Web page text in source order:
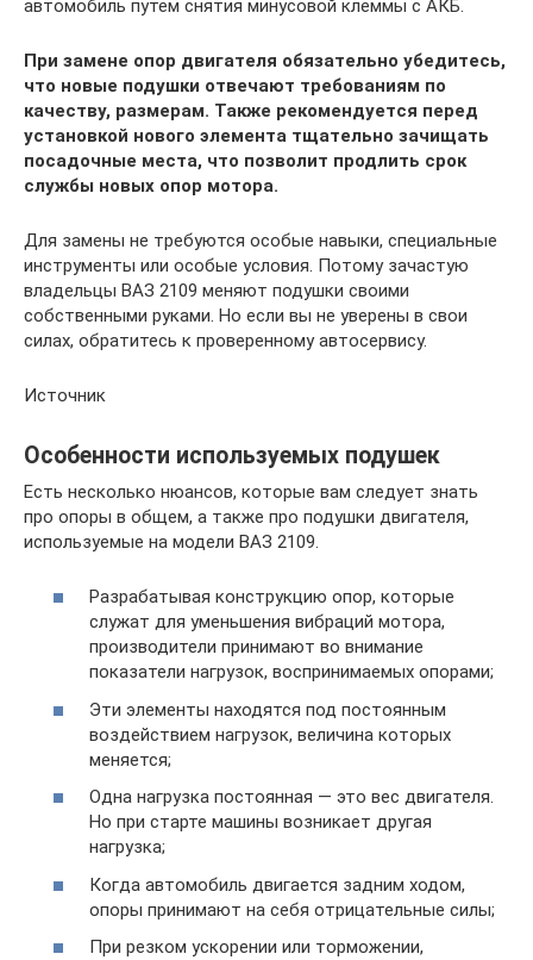
автомобиль путем снятия минусовой клеммы с АКБ.
При замене опор двигателя обязательно убедитесь,
что новые подушки отвечают требованиям по
качеству, размерам. Также рекомендуется перед
установкой нового элемента тщательно зачищать
посадочные места, что позволит продлить срок
службы новых опор мотора.
Для замены не требуются особые навыки, специальные
инструменты или особые условия. Потому зачастую
владельцы ВАЗ 2109 меняют подушки своими
собственными руками. Но если вы не уверены в свои
силах, обратитесь к проверенному автосервису.
Источник
Особенности используемых подушек
Есть несколько нюансов, которые вам следует знать
про опоры в общем, а также про подушки двигателя,
используемые на модели ВАЗ 2109.
Разрабатывая конструкцию опор, которые
служат для уменьшения вибраций мотора,
производители принимают во внимание
показатели нагрузок, воспринимаемых опорами;
Эти элементы находятся под постоянным
воздействием нагрузок, величина которых
меняется;
Одна нагрузка постоянная — это вес двигателя.
Но при старте машины возникает другая
нагрузка;
Когда автомобиль двигается задним ходом,
опоры принимают на себя отрицательные силы;
При резком ускорении или торможении,